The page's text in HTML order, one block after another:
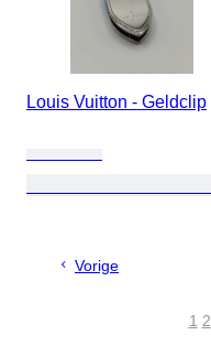
Louis Vuitton - Geldclip
Vorige
1 2